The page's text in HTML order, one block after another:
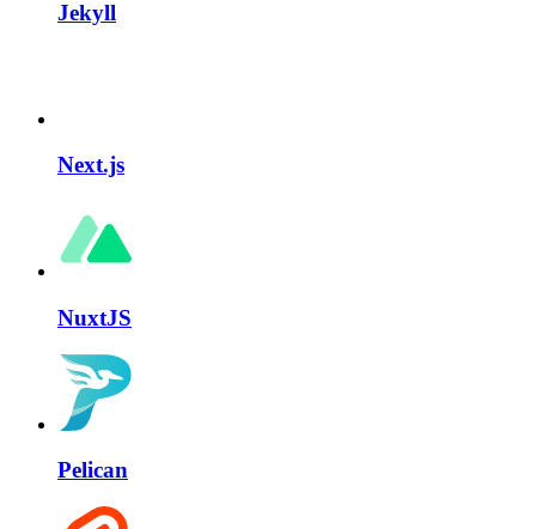
Jekyll
Next.js
NuxtJS
Pelican